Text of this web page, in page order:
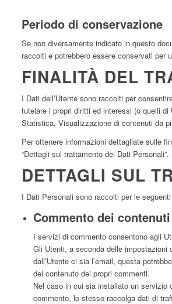
Periodo di conservazione
Se non diversamente indicato in questo
raccolti e potrebbero essere conservati per
FINALITÀ DEL
I Dati dell’Utente sono raccolti per
tutelare i propri diritti ed interessi (o quelli
Statistica, Visualizzazione di contenuti da
Per ottenere informazioni dettagliate sulle
“Dettagli sul trattamento dei Dati Personali”.
DETTAGLI SUL
I Dati Personali sono raccolti per le
Commento dei contenuti
I servizi di commento consentono agli
Gli Utenti, a seconda delle
dall’Utente ci sia l’email, questa
del contenuto dei propri commenti.
Nel caso in cui sia installato un
commento, lo stesso raccolga dati di